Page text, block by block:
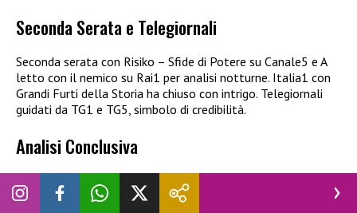
Seconda Serata e Telegiornali
Seconda serata con Risiko – Sfide di Potere su Canale5 e A
letto con il nemico su Rai1 per analisi notturne. Italia1 con
Grandi Furti della Storia ha chiuso con intrigo. Telegiornali
guidati da TG1 e TG5, simbolo di credibilità.
Analisi Conclusiva
In sintesi, il 21 gennaio 2026 vede Mediaset al top con
drama potenti come A Testa Alta, mentre Rai lotta con